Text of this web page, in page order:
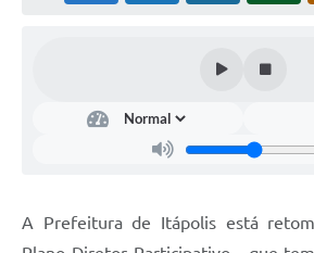
Itinerário do Transporte Público de Itápolis
Gasoduto (Gás Natural)
A Prefeitura de Itápolis está